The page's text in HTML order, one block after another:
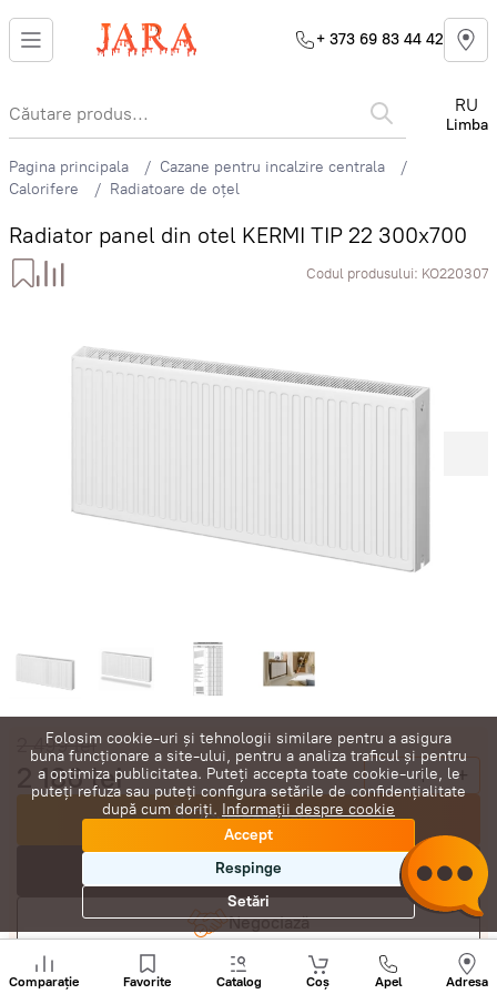
+ 373 69 83 44 42
RU
Limba
Pagina principala
Cazane pentru incalzire centrala
Calorifere
Radiatoare de oțel
Radiator panel din otel KERMI TIP 22 300x700
Codul produsului: KO220307
2 499lei
2 186lei - +
Cumpără acum
În coș
Negociază
Comparație Favorite Catalog Coș Apel Adresa
Sunați
+
Folosim cookie-uri și tehnologii similare pentru a asigura
buna funcționare a site-ului, pentru a analiza traficul și pentru
a optimiza publicitatea. Puteți accepta toate cookie-urile, le
puteți refuza sau puteți configura setările de confidențialitate
după cum doriți. Informații despre cookie
Accept
Respinge
Setări